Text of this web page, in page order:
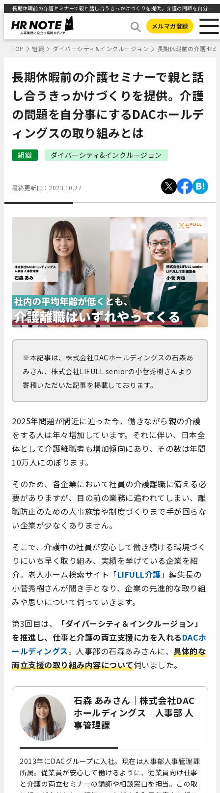
長期休暇前の介護セミナーで親と話し合うきっかけづくりを提供。介護の問題を自分事にするDACホールディングスの取り組みとは ｜HR NOTE
メルマガ登録
TOP 組織 ダイバーシティ&インクルージョン 長期休暇前の介護セ
長期休暇前の介護セミナーで親と話
し合うきっかけづくりを提供。介護
の問題を自分事にするDACホールデ
ィングスの取り組みとは
組織 ダイバーシティ&インクルージョン
最終更新日： 2023.10.27
※本記事は、株式会社DACホールディングスの石森あ
みさん、株式会社LIFULL seniorの小菅秀樹さんより
寄稿いただいた記事を掲載しております。
2025年問題が間近に迫った今、働きながら親の介護
をする人は年々増加しています。それに伴い、日本全
体として介護離職者も増加傾向にあり、その数は年間
10万人にのぼります。
そのため、各企業において社員の介護離職に備える必
要がありますが、目の前の業務に追われてしまい、離
職防止のための人事施策や制度づくりまで手が回らな
い企業が少なくありません。
そこで、介護中の社員が安心して働き続ける環境づく
りにいち早く取り組み、実績を挙げている企業を紹
介。老人ホーム検索サイト「LIFULL介護」編集長の
小菅秀樹さんが聞き手となり、企業の先進的な取り組
みや思いについて伺っていきます。
第3回目は、
「ダイバーシティ＆インクルージョン」
を推進し、仕事と介護の両立支援に力を入れるDACホ
ールディングス。人事部の石森あみさんに、 具体的な
両立支援の取り組み内容について伺いました。
石森 あみさん｜株式会社DAC
ホールディングス 人事部 人
事管理課
2013年にDACグループに入社。現在は人事部人事管理課
所属。従業員が安心して働けるように、従業員向け仕事
と介護の両立セミナーの講師や相談窓口を担当。この取